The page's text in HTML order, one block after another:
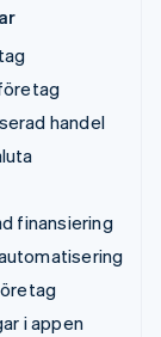
handel
finansiering
i appen